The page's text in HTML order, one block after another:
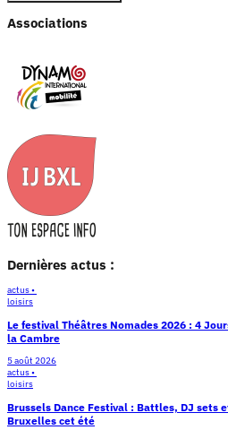
Associations
Dernières actus :
actus •
loisirs
Le festival Théâtres Nomades 2026 : 4
la Cambre
5 août 2026
actus •
loisirs
Brussels Dance Festival : Battles, DJ sets
Bruxelles cet été